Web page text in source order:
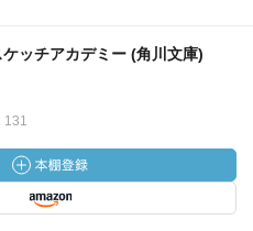
ッチアカデミー (角川文庫)
131